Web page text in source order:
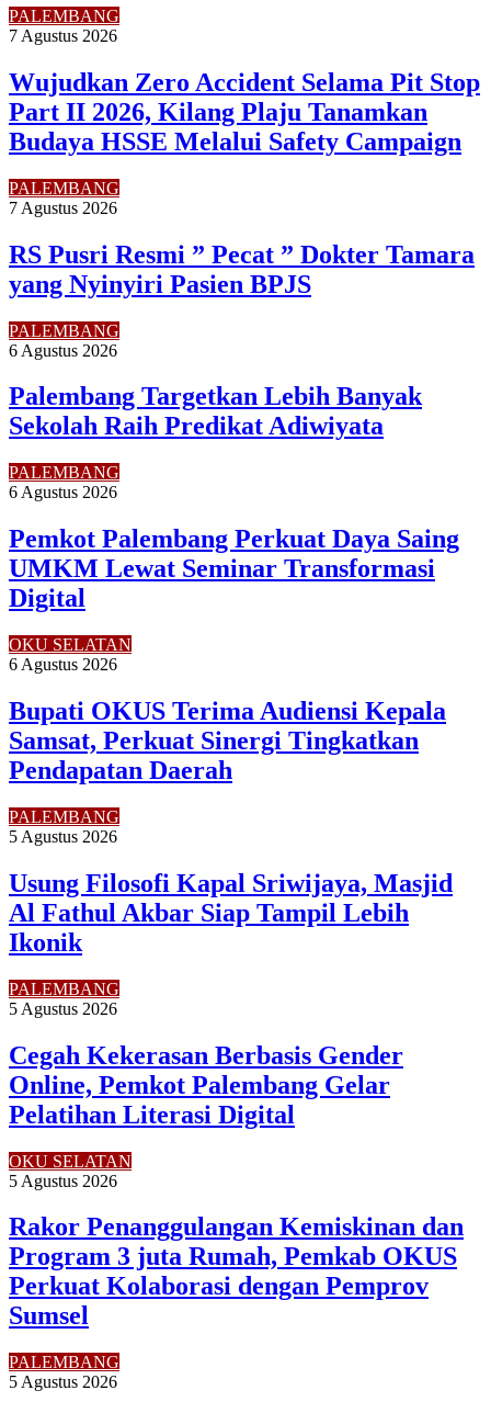
PALEMBANG
7 Agustus 2026
Wujudkan Zero Accident Selama Pit Stop
Part II 2026, Kilang Plaju Tanamkan
Budaya HSSE Melalui Safety Campaign
PALEMBANG
7 Agustus 2026
RS Pusri Resmi ” Pecat ” Dokter Tamara
yang Nyinyiri Pasien BPJS
PALEMBANG
6 Agustus 2026
Palembang Targetkan Lebih Banyak
Sekolah Raih Predikat Adiwiyata
PALEMBANG
6 Agustus 2026
Pemkot Palembang Perkuat Daya Saing
UMKM Lewat Seminar Transformasi
Digital
OKU SELATAN
6 Agustus 2026
Bupati OKUS Terima Audiensi Kepala
Samsat, Perkuat Sinergi Tingkatkan
Pendapatan Daerah
PALEMBANG
5 Agustus 2026
Usung Filosofi Kapal Sriwijaya, Masjid
Al Fathul Akbar Siap Tampil Lebih
Ikonik
PALEMBANG
5 Agustus 2026
Cegah Kekerasan Berbasis Gender
Online, Pemkot Palembang Gelar
Pelatihan Literasi Digital
OKU SELATAN
5 Agustus 2026
Rakor Penanggulangan Kemiskinan dan
Program 3 juta Rumah, Pemkab OKUS
Perkuat Kolaborasi dengan Pemprov
Sumsel
PALEMBANG
5 Agustus 2026